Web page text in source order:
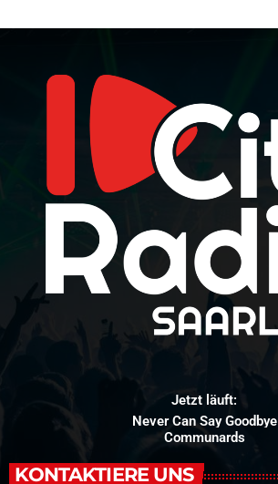
Jetzt läuft:
Never Can Say Goodbye
Communards
KONTAKTIERE UNS